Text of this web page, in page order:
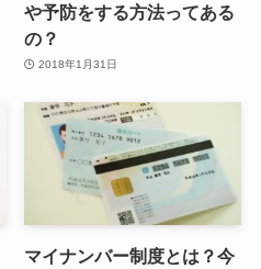
や予防をする方法ってある
の？
2018年1月31日
マイナンバー制度とは？今